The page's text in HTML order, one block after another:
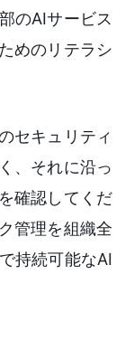
のAIサービス
めのリテラシ
セキュリティ
、それに沿っ
確認してくだ
管理を組織全
持続可能なAI